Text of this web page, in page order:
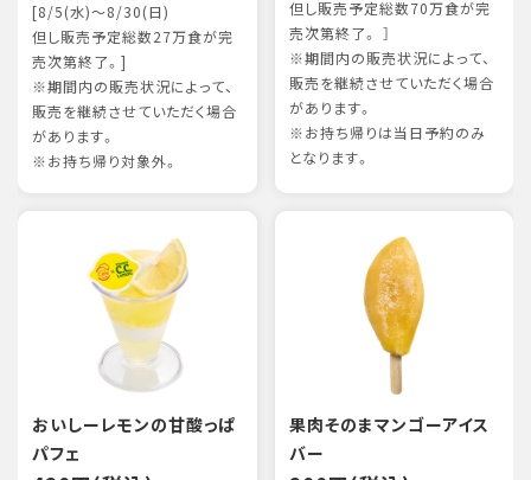
[8/5(水)～8/30(日)
但し販売予定総数27万食が完
売次第終了。]
※期間内の販売状況によって、
販売を継続させていただく場合
があります。
※お持ち帰り対象外。
但し販売予定総数70万食が完
売次第終了。 ］
※期間内の販売状況によって、
販売を継続させていただく場合
があります。
※お持ち帰りは当日予約のみ
となります。
おいしーレモンの甘酸っぱ
パフェ
果肉そのまマンゴーアイス
バー